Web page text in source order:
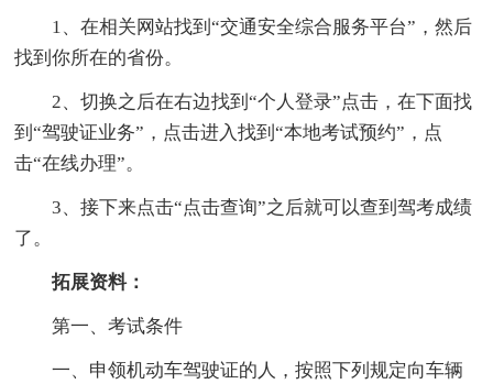
1、在相关网站找到“交通安全综合服务平台”，然后
找到你所在的省份。
2、切换之后在右边找到“个人登录”点击，在下面找
到“驾驶证业务”，点击进入找到“本地考试预约”，点
击“在线办理”。
3、接下来点击“点击查询”之后就可以查到驾考成绩
了。
拓展资料：
第一、考试条件
一、申领机动车驾驶证的人，按照下列规定向车辆